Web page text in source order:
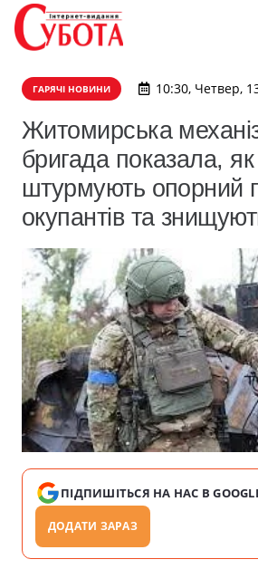
ГАРЯЧІ НОВИНИ 10:30, Четвер,
Житомирська
бригада показала, як
штурмують опорний
окупантів та
ПІДПИШІТЬСЯ НА НАС В
ДОДАТИ ЗАРАЗ